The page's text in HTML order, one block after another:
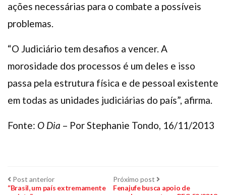
ações necessárias para o combate a possíveis
problemas.
“O Judiciário tem desafios a vencer. A
morosidade dos processos é um deles e isso
passa pela estrutura física e de pessoal existente
em todas as unidades judiciárias do país”, afirma.
Fonte: O Dia – Por Stephanie Tondo, 16/11/2013
Navegação
Post anteriorPost
anterior:
“Brasil, um país extremamente
Próximo post Próximo
post:
Fenajufe busca apoio de